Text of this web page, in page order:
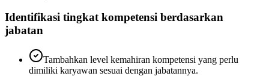
Identifikasi tingkat kompetensi berdasarkan
jabatan
Tambahkan level kemahiran kompetensi yang perlu
dimiliki karyawan sesuai dengan jabatannya.